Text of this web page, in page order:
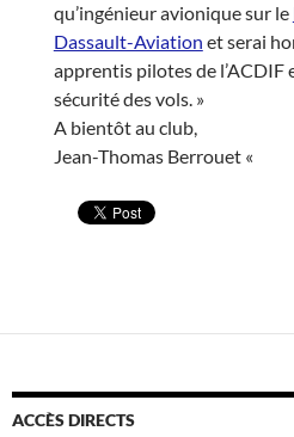
qu’ingénieur avionique sur le
Dassault-Aviation et serai
apprentis pilotes de l’ACDIF
sécurité des vols. »
A bientôt au club,
Jean-Thomas Berrouet«
ACCÈS DIRECTS